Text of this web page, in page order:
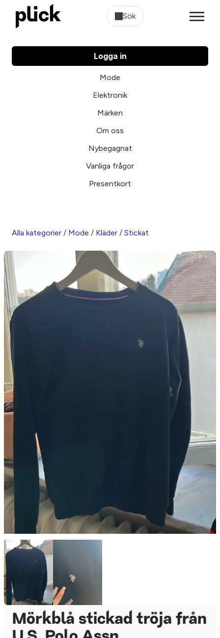
Sök
Logga in
Mode
Elektronik
Märken
Om oss
Nybegagnat
Vanliga frågor
Presentkort
Alla kategorier / Mode / Kläder / Stickat
Mörkblå stickad tröja från